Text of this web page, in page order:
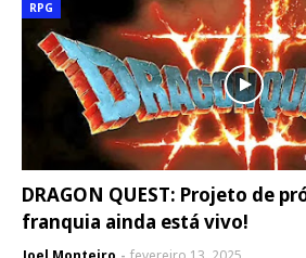
RPG
DRAGON QUEST: Projeto de
franquia ainda está vivo!